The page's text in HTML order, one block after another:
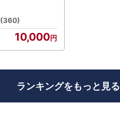
(360)
10,000
ランキングをもっと見る